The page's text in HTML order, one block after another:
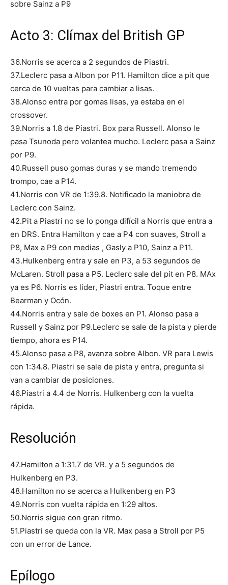
sobre Sainz a P9
Acto 3: Clímax del British GP
36.Norris se acerca a 2 segundos de Piastri.
37.Leclerc pasa a Albon por P11. Hamilton dice a pit que
cerca de 10 vueltas para cambiar a lisas.
38.Alonso entra por gomas lisas, ya estaba en el
crossover.
39.Norris a 1.8 de Piastri. Box para Russell. Alonso le
pasa Tsunoda pero volantea mucho. Leclerc pasa a Sainz
por P9.
40.Russell puso gomas duras y se mando tremendo
trompo, cae a P14.
41.Norris con VR de 1:39.8. Notificado la maniobra de
Leclerc con Sainz.
42.Pit a Piastri no se lo ponga difícil a Norris que entra a
en DRS. Entra Hamilton y cae a P4 con suaves, Stroll a
P8, Max a P9 con medias , Gasly a P10, Sainz a P11.
43.Hulkenberg entra y sale en P3, a 53 segundos de
McLaren. Stroll pasa a P5. Leclerc sale del pit en P8. MAx
ya es P6. Norris es líder, Piastri entra. Toque entre
Bearman y Ocón.
44.Norris entra y sale de boxes en P1. Alonso pasa a
Russell y Sainz por P9.Leclerc se sale de la pista y pierde
tiempo, ahora es P14.
45.Alonso pasa a P8, avanza sobre Albon. VR para Lewis
con 1:34.8. Piastri se sale de pista y entra, pregunta si
van a cambiar de posiciones.
46.Piastri a 4.4 de Norris. Hulkenberg con la vuelta
rápida.
Resolución
47.Hamilton a 1:31.7 de VR. y a 5 segundos de
Hulkenberg en P3.
48.Hamilton no se acerca a Hulkenberg en P3
49.Norris con vuelta rápida en 1:29 altos.
50.Norris sigue con gran ritmo.
51.Piastri se queda con la VR. Max pasa a Stroll por P5
con un error de Lance.
Epílogo